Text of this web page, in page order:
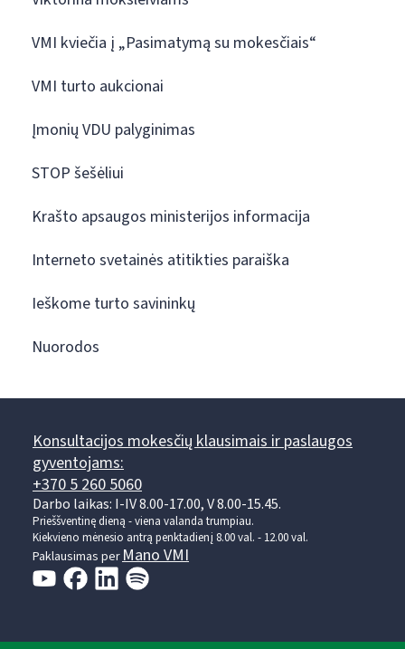
VMI kviečia į „Pasimatymą su mokesčiais“
VMI turto aukcionai
Įmonių VDU palyginimas
STOP šešėliui
Krašto apsaugos ministerijos informacija
Interneto svetainės atitikties paraiška
Ieškome turto savininkų
Nuorodos
Konsultacijos mokesčių klausimais ir paslaugos
gyventojams:
+370 5 260 5060
Darbo laikas: I-IV 8.00-17.00, V 8.00-15.45.
Prieššventinę dieną - viena valanda trumpiau.
Kiekvieno mėnesio antrą penktadienį 8.00 val. - 12.00 val.
Paklausimas per Mano VMI